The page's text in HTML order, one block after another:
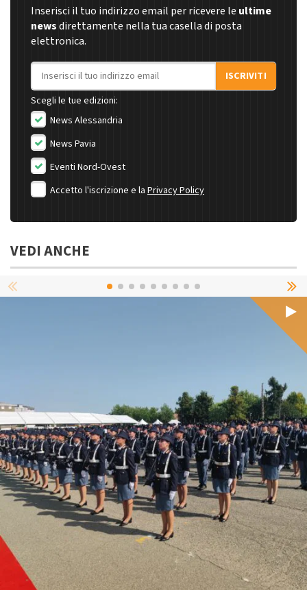
Inserisci il tuo indirizzo email per ricevere le ultime
newsdirettamente nella tua casella di posta
elettronica.
Indirizzo email
ISCRIVITI
Scegli le tue edizioni:
News Alessandria
News Pavia
Eventi Nord-Ovest
Accetto l'iscrizione e la Privacy Policy
VEDI ANCHE